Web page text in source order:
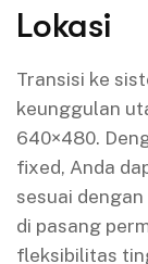
Lokasi
Transisi ke
keunggulan
640×480.
fixed, Anda
sesuai
di pasang
fleksibilitas